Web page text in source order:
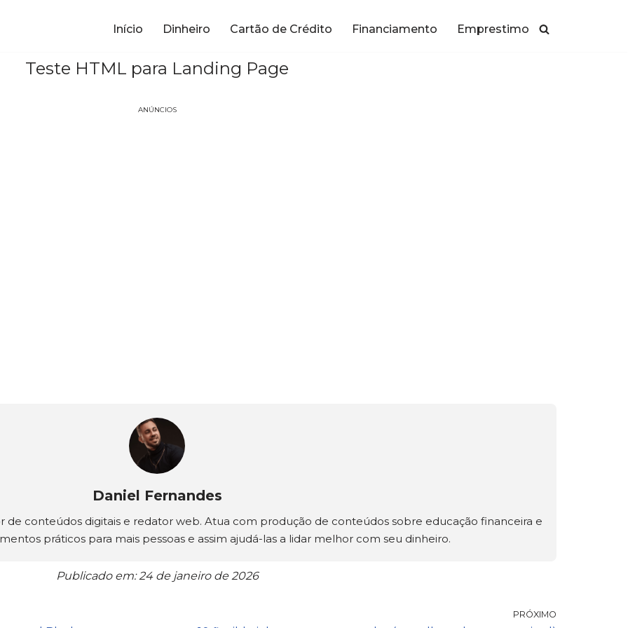
Início Dinheiro Cartão de Crédito Financiamento Emprestimo
Teste HTML para Landing Page
ANÚNCIOS
Daniel Fernandes
de conteúdos digitais e redator web. Atua com produção de conteúdos sobre educação financeira e
práticos para mais pessoas e assim ajudá-las a lidar melhor com seu dinheiro.
Publicado em: 24 de janeiro de 2026
PRÓXIMO